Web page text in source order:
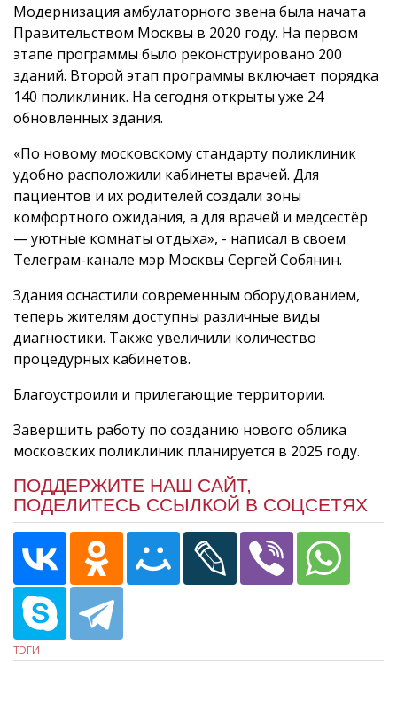
Модернизация амбулаторного звена была начата
Правительством Москвы в 2020 году. На первом
этапе программы было реконструировано 200
зданий. Второй этап программы включает порядка
140 поликлиник. На сегодня открыты уже 24
обновленных здания.
«По новому московскому стандарту поликлиник
удобно расположили кабинеты врачей. Для
пациентов и их родителей создали зоны
комфортного ожидания, а для врачей и медсестëр
— уютные комнаты отдыха», - написал в своем
Телеграм-канале мэр Москвы Сергей Собянин.
Здания оснастили современным оборудованием,
теперь жителям доступны различные виды
диагностики. Также увеличили количество
процедурных кабинетов.
Благоустроили и прилегающие территории.
Завершить работу по созданию нового облика
московских поликлиник планируется в 2025 году.
ПОДДЕРЖИТЕ НАШ САЙТ,
ПОДЕЛИТЕСЬ ССЫЛКОЙ В СОЦСЕТЯХ
ТЭГИ